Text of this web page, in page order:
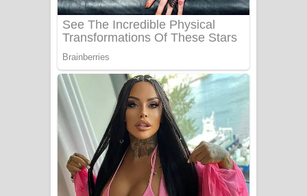
වැඩි නිසා ගීතයේ පද පෙළ
ගීතයේ පද පෙළ
Katakara Song Lyrics - කටකාර ගීතයේ
පද පෙළ
Tharu Yaye Dilena Song Lyrics - තරු
යායේ දිලෙනා ගීතයේ පද පෙළ